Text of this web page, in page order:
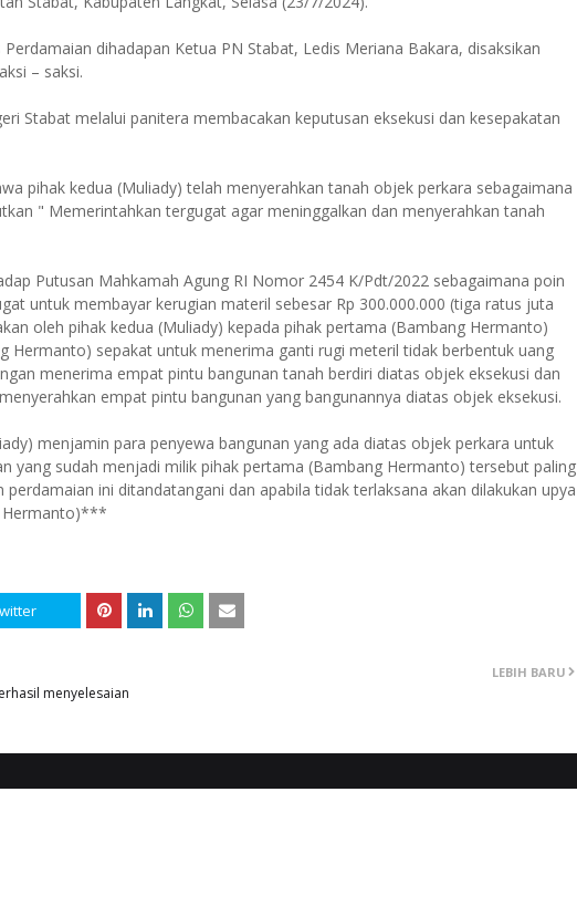
dihadapan Ketua PN Stabat, Ledis Meriana Bakara, disaksikan
– saksi.
Stabat melalui panitera membacakan keputusan eksekusi dan kesepakatan
pihak kedua (Muliady) telah menyerahkan tanah objek perkara sebagaimana
" Memerintahkan tergugat agar meninggalkan dan menyerahkan tanah
Putusan Mahkamah Agung RI Nomor 2454 K/Pdt/2022 sebagaimana poin
untuk membayar kerugian materil sebesar Rp 300.000.000 (tiga ratus juta
oleh pihak kedua (Muliady) kepada pihak pertama (Bambang Hermanto)
Hermanto) sepakat untuk menerima ganti rugi meteril tidak berbentuk uang
menerima empat pintu bangunan tanah berdiri diatas objek eksekusi dan
empat pintu bangunan yang bangunannya diatas objek eksekusi.
menjamin para penyewa bangunan yang ada diatas objek perkara untuk
yang sudah menjadi milik pihak pertama (Bambang Hermanto) tersebut paling
ini ditandatangani dan apabila tidak terlaksana akan dilakukan upya
Hermanto)***
LEBIH BARU
menyelesaian